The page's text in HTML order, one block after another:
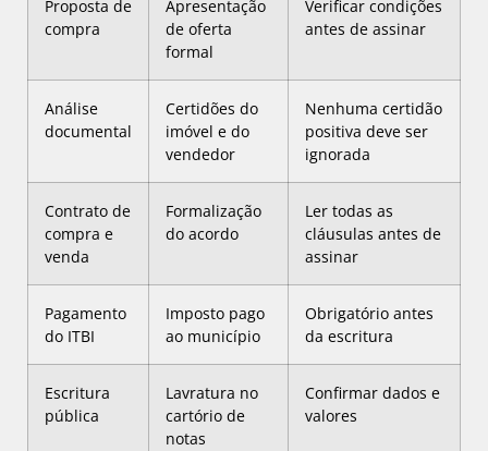
Proposta de
compra
Apresentação
de oferta
formal
Verificar condições
antes de assinar
Análise
documental
Certidões do
imóvel e do
vendedor
Nenhuma certidão
positiva deve ser
ignorada
Contrato de
compra e
venda
Formalização
do acordo
Ler todas as
cláusulas antes de
assinar
Pagamento
do ITBI
Imposto pago
ao município
Obrigatório antes
da escritura
Escritura
pública
Lavratura no
cartório de
notas
Confirmar dados e
valores